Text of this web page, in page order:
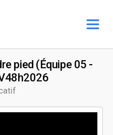
pied (Équipe 05 -